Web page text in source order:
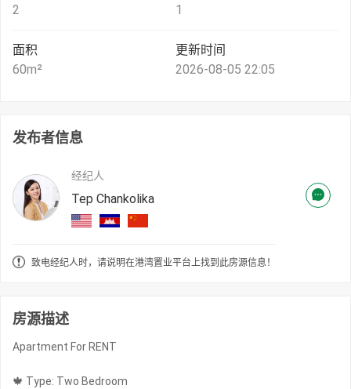
2
1
面积
60m²
更新时间
2026-08-05 22:05
发布者信息
经纪人
Tep Chankolika
致电经纪人时，请说明在港湾置业平台上找到此房源信息！
房源描述
Apartment For RENT
🍁 Type: Two Bedroom